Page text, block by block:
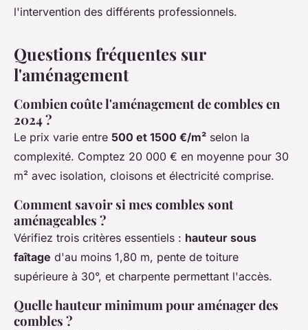
l'intervention des différents professionnels.
Questions fréquentes sur
l'aménagement
Combien coûte l'aménagement de combles en
2024 ?
Le prix varie entre 500 et 1500 €/m² selon la
complexité. Comptez 20 000 € en moyenne pour 30
m² avec isolation, cloisons et électricité comprise.
Comment savoir si mes combles sont
aménageables ?
Vérifiez trois critères essentiels : hauteur sous
faîtage d'au moins 1,80 m, pente de toiture
supérieure à 30°, et charpente permettant l'accès.
Quelle hauteur minimum pour aménager des
combles ?